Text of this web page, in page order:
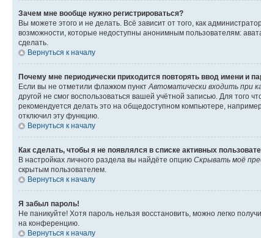
Зачем мне вообще нужно регистрироваться?
Вы можете этого и не делать. Всё зависит от того, как
возможности, которые недоступны анонимным пользователям:
сделать.
Вернуться к началу
Почему мне периодически приходится повторять ввод имени и
Если вы не отметили флажком пункт Автоматически входить при
другой не смог воспользоваться вашей учётной записью. Для
рекомендуется делать это на общедоступном компьютере,
отключил эту функцию.
Вернуться к началу
Как сделать, чтобы я не появлялся в списке активных
В настройках личного раздела вы найдёте опцию Скрывать моё
скрытым пользователем.
Вернуться к началу
Я забыл пароль!
Не паникуйте! Хотя пароль нельзя восстановить, можно легко
на конференцию.
Вернуться к началу